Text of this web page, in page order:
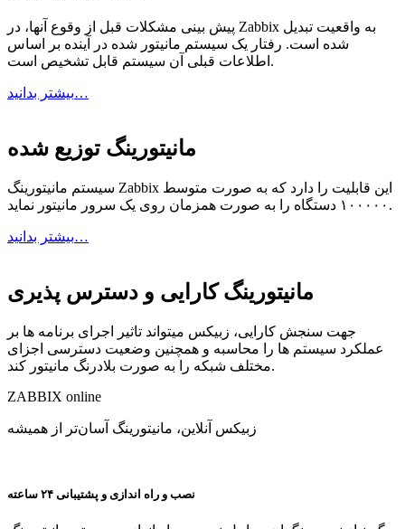
پیش بینی مشکلات قبل از وقوع آنها، در Zabbix به واقعیت تبدیل
شده است. رفتار یک سیستم مانیتور شده در آینده بر اساس
اطلاعات قبلی آن سیستم قابل تشخیص است.
بیشتر بدانید…
مانیتورینگ توزیع شده
سیستم مانیتورینگ Zabbix این قابلیت را دارد که به صورت متوسط
۱۰۰۰۰۰ دستگاه را به صورت همزمان روی یک سرور مانیتور نماید.
بیشتر بدانید…
مانیتورینگ کارایی و دسترس پذیری
جهت سنجش کارایی، زبیکس میتواند تاثیر اجرای برنامه ها بر
عملکرد سیستم ها را محاسبه و همچنین وضعیت دسترسی اجزای
مختلف شبکه را به صورت بلادرنگ مانیتور کند.
ZABBIX online
زبیکس آنلاین، مانیتورینگ آسان‌تر از همیشه
نصب و راه اندازی و پشتیبانی ۲۴ ساعته